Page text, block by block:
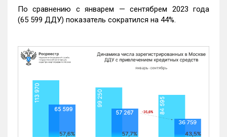
По сравнению с январем — сентябрем 2023 года
(65 599 ДДУ) показатель сократился на 44%.